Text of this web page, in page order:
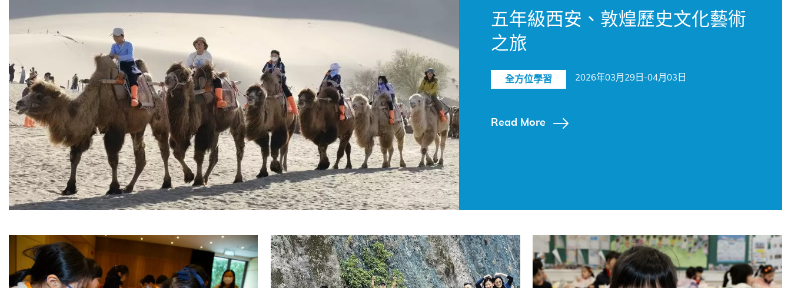
五年級西安、敦煌歷史文化藝術
之旅
全方位學習 2026年03月29日-04月03日
Read More